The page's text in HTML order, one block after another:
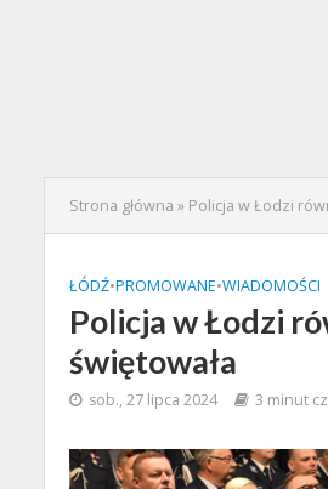
Strona główna » Policja w Łodzi
ŁÓDŹ•PROMOWANE•WIADOMOŚCI
Policja w Łodzi
świętowała
sob., 27 lipca 2024 3 minut